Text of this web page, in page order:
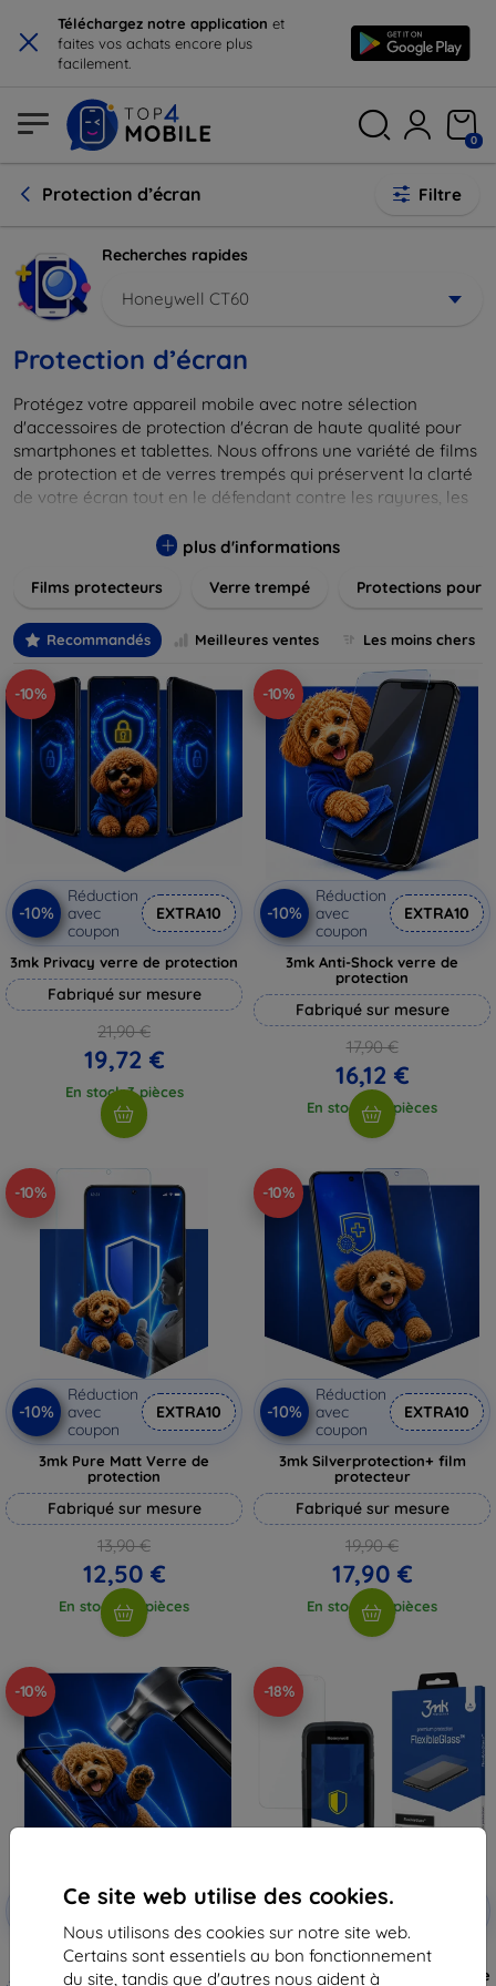
× Téléchargez notre application et
faites vos achats encore plus
facilement.
Ce site web utilise des cookies.
Nous utilisons des cookies sur notre site web.
Certains sont essentiels au bon fonctionnement
du site, tandis que d'autres nous aident à
0
Protection d’écran Filtre
Recherches rapides
Honeywell CT60
Protection d’écran
Protégez votre appareil mobile avec notre sélection
d'accessoires de protection d'écran de haute qualité pour
smartphones et tablettes. Nous offrons une variété de films
de protection et de verres trempés qui préservent la clarté
de votre écran tout en le défendant contre les rayures, les
s'adapter parfaitement à votre appareil, garantissant une
compromis sur la sensibilité tactile. Explorez notre gamme
besoins et assurez-vous que votre écran reste comme neuf,
longtemps.
plus d'informations
Films protecteurs Verre trempé Protections pour
Recommandés Meilleures ventes Les moins chers
-10%
-10%
Réduction
avec
coupon
EXTRA10
3mk Privacy verre de protection
Fabriqué sur mesure
21,90 €
19,72 €
En stock 3 pièces
-10%
-10%
Réduction
avec
coupon
EXTRA10
3mk Anti-Shock verre de
protection
Fabriqué sur mesure
17,90 €
16,12 €
En stock > 5 pièces
-10%
-10%
Réduction
avec
coupon
EXTRA10
3mk Pure Matt Verre de
protection
Fabriqué sur mesure
13,90 €
12,50 €
En stock > 5 pièces
-10%
-10%
Réduction
avec
coupon
EXTRA10
3mk Silverprotection+ film
protecteur
Fabriqué sur mesure
19,90 €
17,90 €
En stock > 5 pièces
-10%
Réduction
avec
coupon
EXTRA10
3mk Hammer film protecteur
-18%
-10%
Réduction
avec
coupon
3MK FlexibleGlass Honeywell
CT60 verre de protection hybride